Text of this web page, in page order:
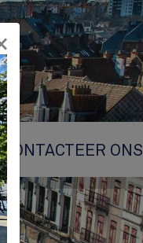
CONTACTEER ONS